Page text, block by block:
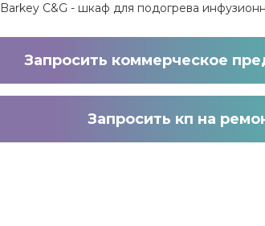
Barkey C&G - шкаф для подогрева
Запросить коммерческое
Запросить кп на